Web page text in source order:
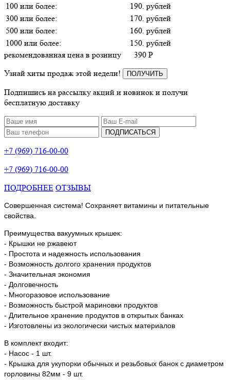
100 или более:
190. рублей
300 или более:
170. рублей
500 или более:
160. рублей
1000 или более:
150. рублей
рекомендованная цена в розницу
390 P
Узнай хиты продаж этой недели!
ПОЛУЧИТЬ
Подпишись на рассылку акций и новинок и получи
бесплатную доставку
ПОДПИСАТЬСЯ
+7 (969) 716-00-00
+7 (969) 716-00-00
ПОДРОБНЕЕ ОТЗЫВЫ
Совершенная система! Сохраняет витамины и питательные
свойства.
Преимущества вакуумных крышек:
- Крышки не ржавеют
- Простота и надежность использования
- Возможность долгого хранения продуктов
- Значительная экономия
- Долговечность
- Многоразовое использование
- Возможность быстрой мариновки продуктов
- Длительное хранение продуктов в открытых банках
- Изготовлены из экологически чистых материалов
В комплект входит:
- Насос - 1 шт.
- Крышка для укупорки обычных и резьбовых банок с диаметром
горловины 82мм - 9 шт.